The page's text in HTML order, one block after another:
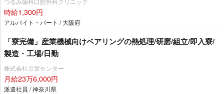
時給1,300円
アルバイト・パート / 大阪府
「寮完備」産業機械向けベアリングの熱処理/研磨/組立/即入寮/
製造・工場/日勤
株式会社京栄センター
月給23万6,000円
派遣社員 / 神奈川県